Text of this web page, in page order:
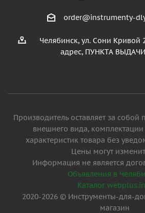
order@instrumenty-
Челябинск, ул. Сони Кривой
адрес, ПУНКТА
Производитель оставляет за
внешнего вида, комплектации
характеристик товара без
Цены могут
Информация не является
Объявления в
Каталог
2020-2026 © Инструменты-для-
магазин